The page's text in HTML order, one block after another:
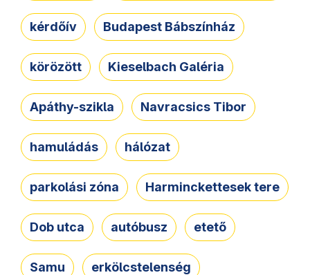
kérdőív Budapest Bábszínház
körözött Kieselbach Galéria
Apáthy-szikla Navracsics Tibor
hamuládás hálózat
parkolási zóna Harminckettesek tere
Dob utca autóbusz etető
Samu erkölcstelenség